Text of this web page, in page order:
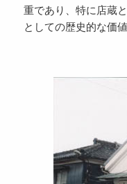
重であり、特に店蔵
としての歴史的な価